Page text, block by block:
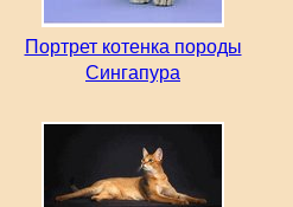
Портрет котенка породы
Сингапура